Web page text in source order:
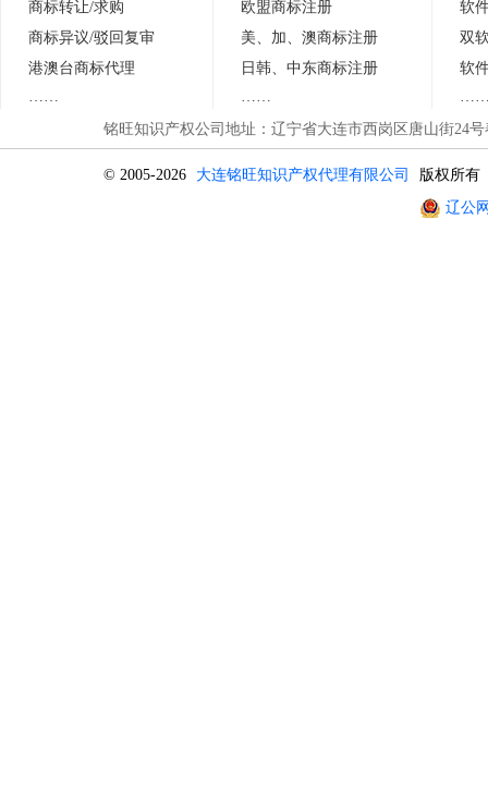
商标转让/求购
商标异议/驳回复审
港澳台商标代理
欧盟商标注册
美、加、澳商标注册
日 韩 、中东商标注册
软
双
软
铭旺知识产权公司地址：辽宁省大连市西岗区唐山街24
© 2005-2026 大连铭旺知识产权代理有限公司
版权所有
辽公